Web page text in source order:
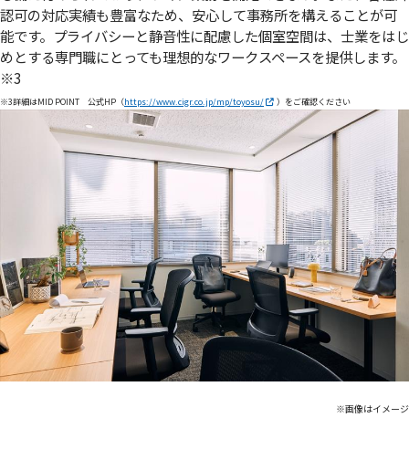
認可の対応実績も豊富なため、安心して事務所を構えることが可
能です。プライバシーと静音性に配慮した個室空間は、士業をはじ
めとする専門職にとっても理想的なワークスペースを提供します。
※3
※3詳細はMID POINT 公式HP（https://www.cigr.co.jp/mp/toyosu/ ）をご確認ください
※画像はイメージ